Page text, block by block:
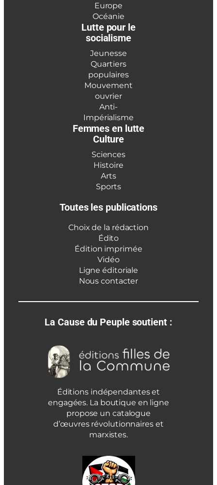
Europe
Océanie
Lutte pour le
socialisme
Jeunesse
Quartiers
populaires
Mouvement
ouvrier
Anti-
Impérialisme
Femmes en lutte
Culture
Sciences
Histoire
Arts
Sports
Toutes les publications
Choix de la rédaction
Édito
Édition imprimée
Vidéo
Ligne éditoriale
Nous contacter
La Cause du Peuple soutient :
Éditions indépendantes et
engagées. La boutique en ligne
propose un catalogue
d’œuvres révolutionnaires et
marxistes.